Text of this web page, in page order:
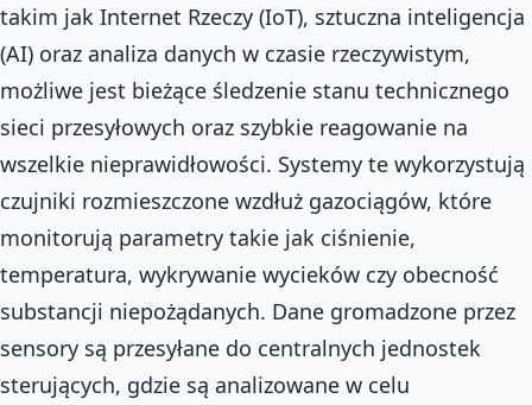
takim jak Internet Rzeczy (IoT), sztuczna inteligencja
(AI) oraz analiza danych w czasie rzeczywistym,
możliwe jest bieżące śledzenie stanu technicznego
sieci przesyłowych oraz szybkie reagowanie na
wszelkie nieprawidłowości. Systemy te wykorzystują
czujniki rozmieszczone wzdłuż gazociągów, które
monitorują parametry takie jak ciśnienie,
temperatura, wykrywanie wycieków czy obecność
substancji niepożądanych. Dane gromadzone przez
sensory są przesyłane do centralnych jednostek
sterujących, gdzie są analizowane w celu